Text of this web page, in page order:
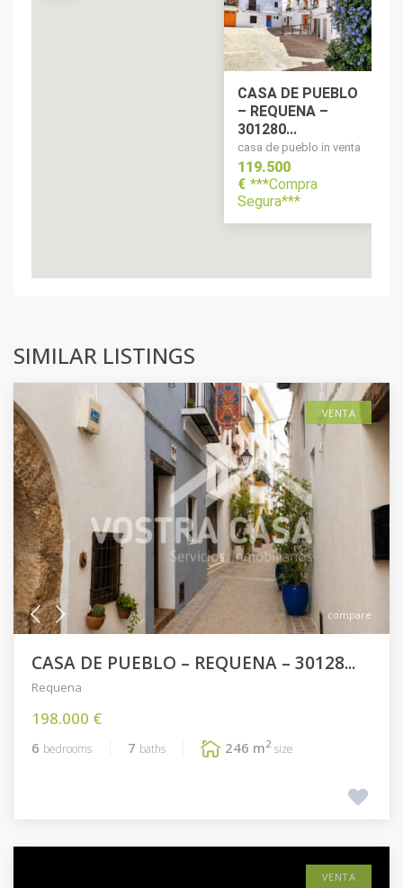
CASA DE PUEBLO
– REQUENA –
301280...
casa de pueblo in venta
119.500
€ ***Compra
Segura***
SIMILAR LISTINGS
compare
VENTA
CASA DE PUEBLO – REQUENA – 30128...
Requena
198.000 €
6 bedrooms 7 baths 246 m2 size
VENTA